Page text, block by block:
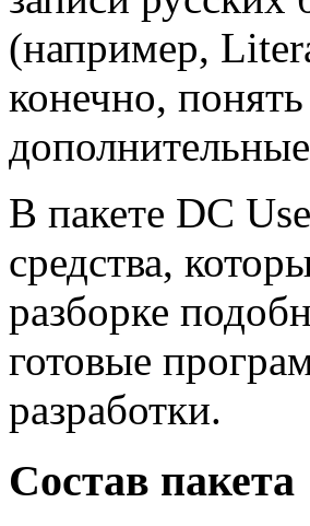
(например,
конечно,
В пакете DC
средства,
разборке
готовые
разработки.
Состав пакета